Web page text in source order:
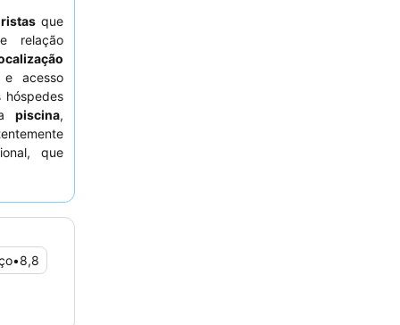
que
relação
e acesso
hóspedes
piscina,
que
um
•8,8